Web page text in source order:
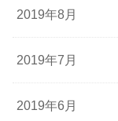
2019年8月
2019年7月
2019年6月